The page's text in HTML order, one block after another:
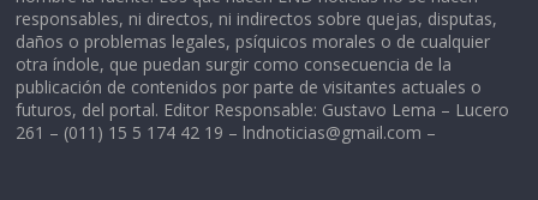
responsables, ni directos, ni indirectos sobre quejas, disputas,
daños o problemas legales, psíquicos morales o de cualquier
otra índole, que puedan surgir como consecuencia de la
publicación de contenidos por parte de visitantes actuales o
futuros, del portal. Editor Responsable: Gustavo Lema – Lucero
261 – (011) 15 5 174 42 19 – lndnoticias@gmail.com –